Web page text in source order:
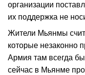
организации
их поддержка не
Жители Мьянмы
которые незаконно
Армия там всегда
сейчас в Мьянме